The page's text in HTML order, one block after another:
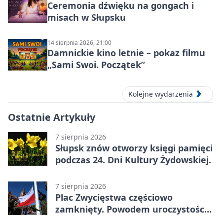
Ceremonia dźwięku na gongach i
misach w Słupsku
14 sierpnia 2026, 21:00
Damnickie kino letnie – pokaz filmu
„Sami Swoi. Początek”
Kolejne wydarzenia
Ostatnie Artykuły
7 sierpnia 2026
Słupsk znów otworzy księgi pamięci
podczas 24. Dni Kultury Żydowskiej.
7 sierpnia 2026
Plac Zwycięstwa częściowo
zamknięty. Powodem uroczystości